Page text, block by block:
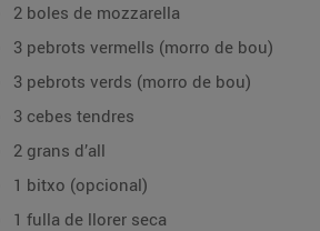
2 boles de mozzarella
3 pebrots vermells (morro de bou)
3 pebrots verds (morro de bou)
3 cebes tendres
2 grans d’all
1 bitxo (opcional)
1 fulla de llorer seca